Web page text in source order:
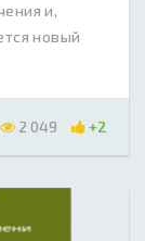
и,
новый
2 049 +2